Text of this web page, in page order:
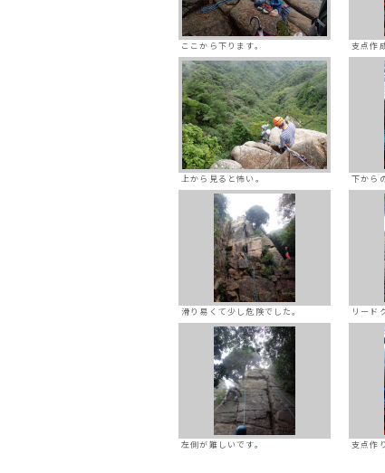
ここから下ります。 支点作
上から見ると怖い。 下から
滑り易くて少し危険でした。 リード
左側が難しいです。 支点作